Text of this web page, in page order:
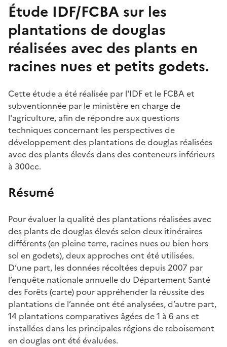
Étude IDF/FCBA sur les
plantations de douglas
réalisées avec des plants en
racines nues et petits godets.
Cette étude a été réalisée par l'IDF et le FCBA et
subventionnée par le ministère en charge de
l'agriculture, afin de répondre aux questions
techniques concernant les perspectives de
développement des plantations de douglas réalisées
avec des plants élevés dans des conteneurs inférieurs
à 300cc.
Résumé
Pour évaluer la qualité des plantations réalisées avec
des plants de douglas élevés selon deux itinéraires
différents (en pleine terre, racines nues ou bien hors
sol en godets), deux approches ont été utilisées.
D’une part, les données récoltées depuis 2007 par
l’enquête nationale annuelle du Département Santé
des Forêts (carte) pour appréhender la réussite des
plantations de l’année ont été analysées, d’autre part,
14 plantations comparatives âgées de 1 à 6 ans et
installées dans les principales régions de reboisement
en douglas ont été évaluées.